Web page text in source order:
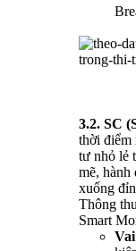
3.2. SC
thời điểm
tư nhỏ lẻ
mẽ, hành
xuống
Thông
Smart